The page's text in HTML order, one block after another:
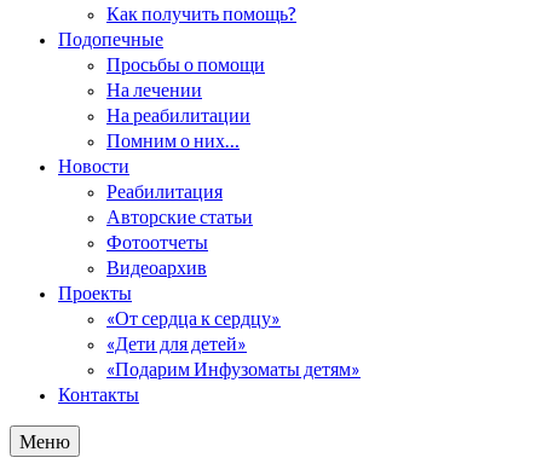
Как получить помощь?
Подопечные
Просьбы о помощи
На лечении
На реабилитации
Помним о них…
Новости
Реабилитация
Авторские статьи
Фотоотчеты
Видеоархив
Проекты
«От сердца к сердцу»
«Дети для детей»
«Подарим Инфузоматы детям»
Контакты
Меню